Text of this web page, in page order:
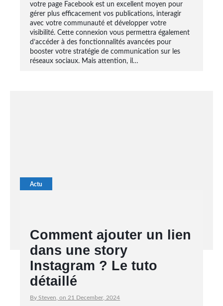
votre page Facebook est un excellent moyen pour
gérer plus efficacement vos publications, interagir
avec votre communauté et développer votre
visibilité. Cette connexion vous permettra également
d’accéder à des fonctionnalités avancées pour
booster votre stratégie de communication sur les
réseaux sociaux. Mais attention, il…
Actu
Comment ajouter un lien
dans une story
Instagram ? Le tuto
détaillé
By Steven, on 21 December, 2024